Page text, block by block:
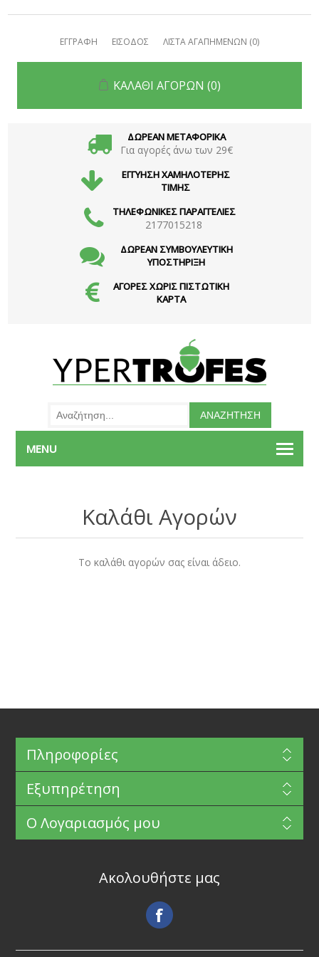
ΕΓΓΡΑΦΗ ΕΙΣΟΔΟΣ ΛΙΣΤΑ ΑΓΑΠΗΜΕΝΩΝ (0)
ΚΑΛΑΘΙ ΑΓΟΡΩΝ (0)
ΔΩΡΕΑΝ ΜΕΤΑΦΟΡΙΚΑ
Για αγορές άνω των 29€
ΕΓΓΥΗΣΗ ΧΑΜΗΛΟΤΕΡΗΣ
ΤΙΜΗΣ
ΤΗΛΕΦΩΝΙΚΕΣ ΠΑΡΑΓΓΕΛΙΕΣ
2177015218
ΔΩΡΕΑΝ ΣΥΜΒΟΥΛΕΥΤΙΚΗ
ΥΠΟΣΤΗΡΙΞΗ
ΑΓΟΡΕΣ ΧΩΡΙΣ ΠΙΣΤΩΤΙΚΗ
ΚΑΡΤΑ
MENU
Καλάθι Αγορών
Το καλάθι αγορών σας είναι άδειο.
Πληροφορίες
Εξυπηρέτηση
Ο Λογαριασμός μου
Ακολουθήστε μας